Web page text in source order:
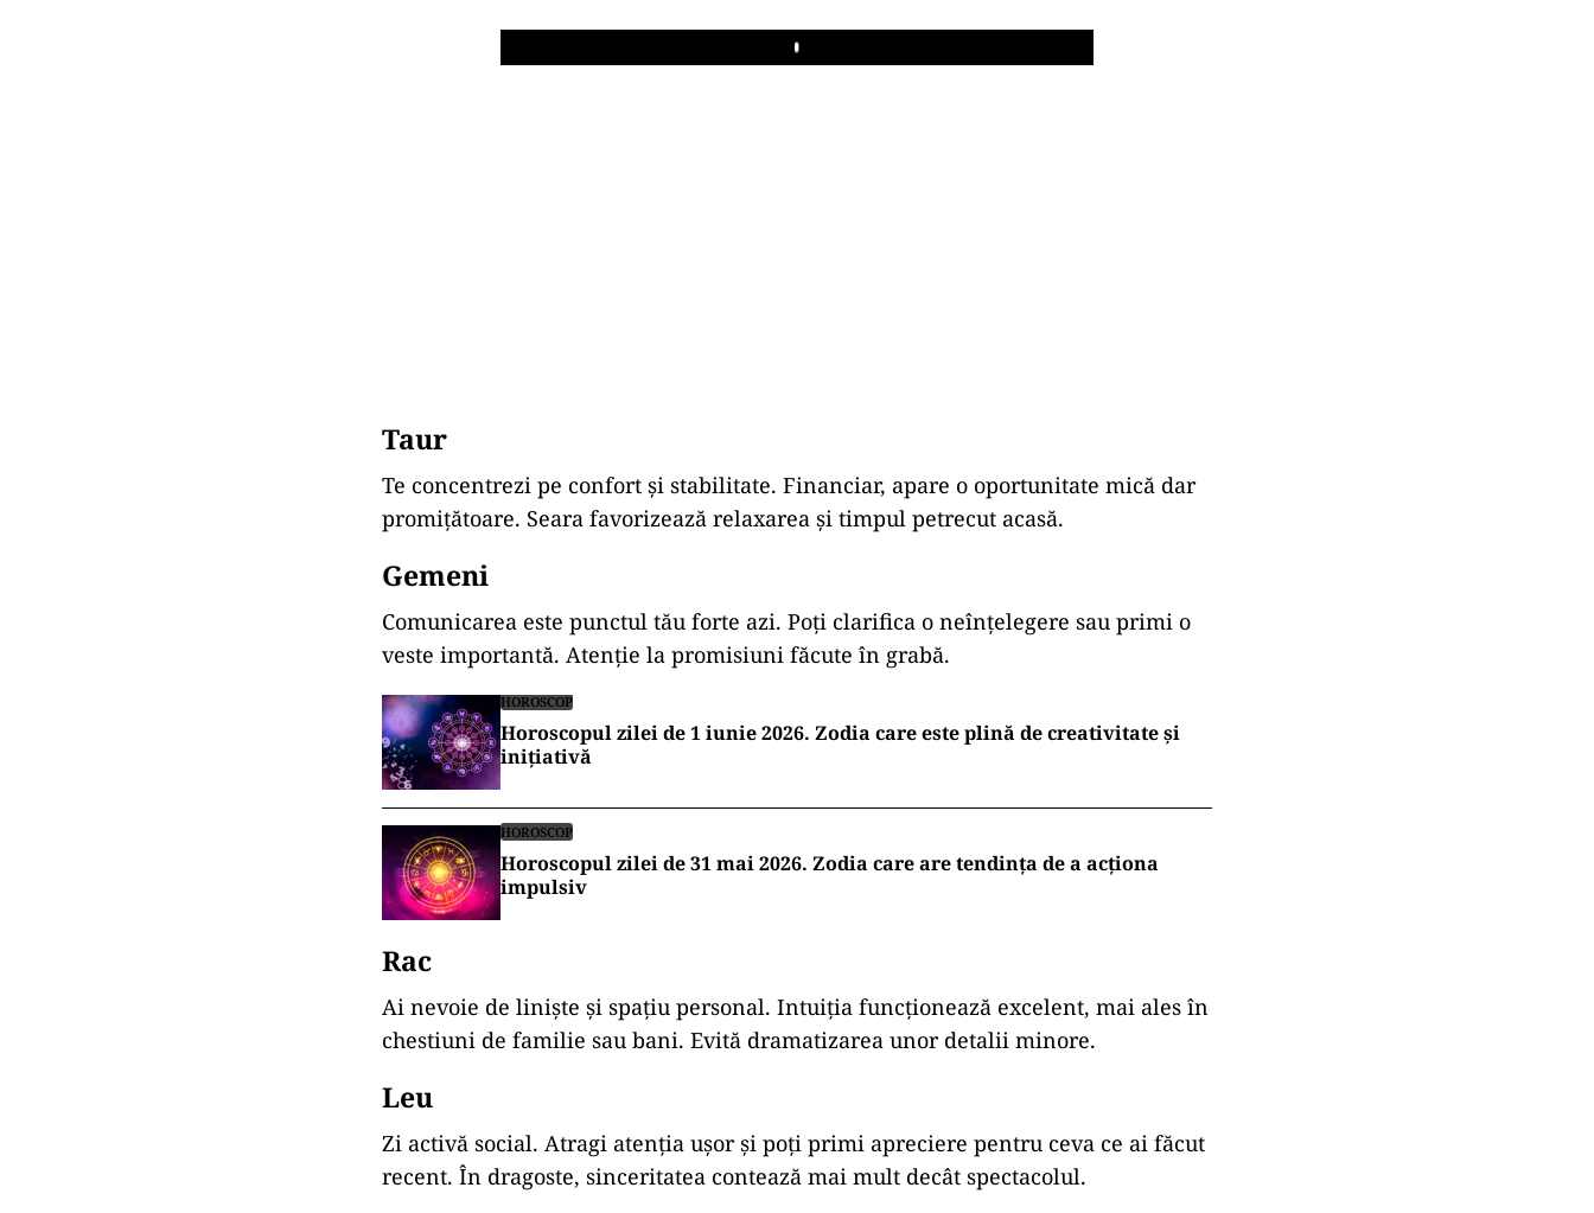
Play
Taur
Te concentrezi pe confort și stabilitate. Financiar, apare o oportunitate mică dar
promițătoare. Seara favorizează relaxarea și timpul petrecut acasă.
Gemeni
Comunicarea este punctul tău forte azi. Poți clarifica o neînțelegere sau primi o
veste importantă. Atenție la promisiuni făcute în grabă.
HOROSCOP
Horoscopul zilei de 1 iunie 2026. Zodia care este plină de creativitate și
inițiativă
HOROSCOP
Horoscopul zilei de 31 mai 2026. Zodia care are tendința de a acționa
impulsiv
Rac
Ai nevoie de liniște și spațiu personal. Intuiția funcționează excelent, mai ales în
chestiuni de familie sau bani. Evită dramatizarea unor detalii minore.
Leu
Zi activă social. Atragi atenția ușor și poți primi apreciere pentru ceva ce ai făcut
recent. În dragoste, sinceritatea contează mai mult decât spectacolul.